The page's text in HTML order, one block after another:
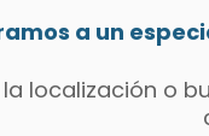
a un
localización o